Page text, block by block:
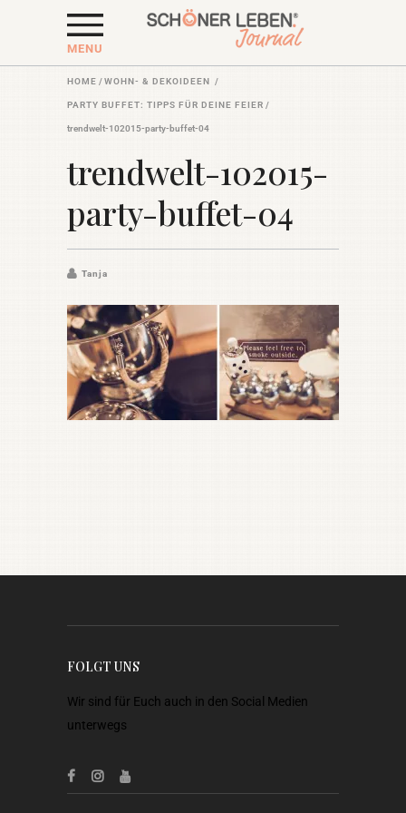
MENU
HOME /WOHN- & DEKOIDEEN /
PARTY BUFFET: TIPPS FÜR DEINE FEIER /
trendwelt-102015-party-buffet-04
trendwelt-102015-
party-buffet-04
Tanja
FOLGT UNS
Wir sind für Euch auch in den Social Medien
unterwegs